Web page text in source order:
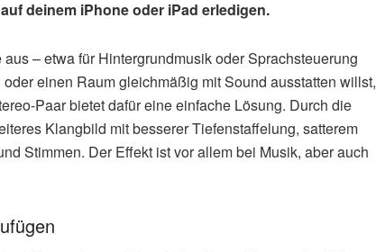
deinem iPhone oder iPad erledigen.
– etwa für Hintergrundmusik oder Sprachsteuerung
einen Raum gleichmäßig mit Sound ausstatten willst,
Paar bietet dafür eine einfache Lösung. Durch die
Klangbild mit besserer Tiefenstaffelung, satterem
Stimmen. Der Effekt ist vor allem bei Musik, aber auch